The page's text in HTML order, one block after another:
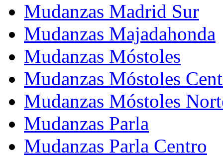
Mudanzas Madrid Sur
Mudanzas Majadahonda
Mudanzas Móstoles
Mudanzas Móstoles
Mudanzas Móstoles
Mudanzas Parla
Mudanzas Parla Centro